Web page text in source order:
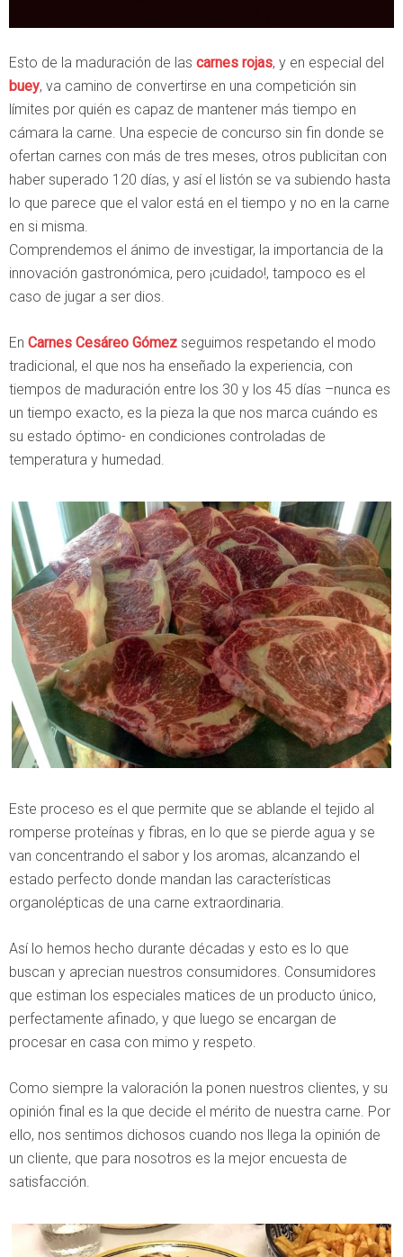
Esto de la maduración de las carnes rojas, y en especial del
buey, va camino de convertirse en una competición sin
límites por quién es capaz de mantener más tiempo en
cámara la carne. Una especie de concurso sin fin donde se
ofertan carnes con más de tres meses, otros publicitan con
haber superado 120 días, y así el listón se va subiendo hasta
lo que parece que el valor está en el tiempo y no en la carne
en si misma.
Comprendemos el ánimo de investigar, la importancia de la
innovación gastronómica, pero ¡cuidado!, tampoco es el
caso de jugar a ser dios.
En Carnes Cesáreo Gómez seguimos respetando el modo
tradicional, el que nos ha enseñado la experiencia, con
tiempos de maduración entre los 30 y los 45 días –nunca es
un tiempo exacto, es la pieza la que nos marca cuándo es
su estado óptimo- en condiciones controladas de
temperatura y humedad.
Este proceso es el que permite que se ablande el tejido al
romperse proteínas y fibras, en lo que se pierde agua y se
van concentrando el sabor y los aromas, alcanzando el
estado perfecto donde mandan las características
organolépticas de una carne extraordinaria.
Así lo hemos hecho durante décadas y esto es lo que
buscan y aprecian nuestros consumidores. Consumidores
que estiman los especiales matices de un producto único,
perfectamente afinado, y que luego se encargan de
procesar en casa con mimo y respeto.
Como siempre la valoración la ponen nuestros clientes, y su
opinión final es la que decide el mérito de nuestra carne. Por
ello, nos sentimos dichosos cuando nos llega la opinión de
un cliente, que para nosotros es la mejor encuesta de
satisfacción.